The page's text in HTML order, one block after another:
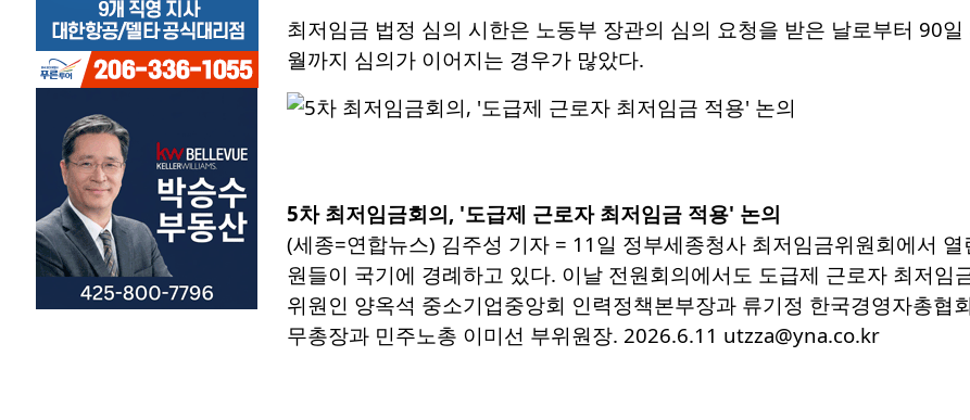
최저임금 법정 심의 시한은 노동부 장관의 심의 요청을 받은 날로부터 90
월까지 심의가 이어지는 경우가 많았다.
5차 최저임금회의, '도급제 근로자 최저임금 적용' 논의
(세종=연합뉴스) 김주성 기자 = 11일 정부세종청사 최저임금위원회에서
원들이 국기에 경례하고 있다. 이날 전원회의에서도 도급제 근로자 최저임
위원인 양옥석 중소기업중앙회 인력정책본부장과 류기정 한국경영자총협
무총장과 민주노총 이미선 부위원장. 2026.6.11 utzza@yna.co.kr